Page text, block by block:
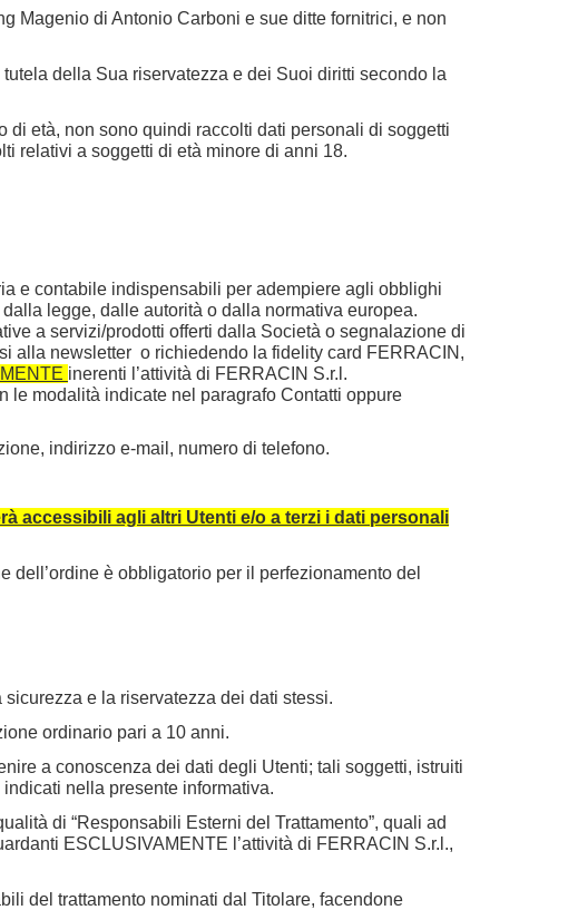
Magenio di Antonio Carboni e sue ditte fornitrici, e non
della Sua riservatezza e dei Suoi diritti secondo la
età, non sono quindi raccolti dati personali di soggetti
relativi a soggetti di età minore di anni 18.
e contabile indispensabili per adempiere agli obblighi
legge, dalle autorità o dalla normativa europea.
a servizi/prodotti offerti dalla Società o segnalazione di
alla newsletter o richiedendo la fidelity card FERRACIN,
inerenti l’attività di FERRACIN S.r.l.
le modalità indicate nel paragrafo Contatti oppure
indirizzo e-mail, numero di telefono.
accessibili agli altri Utenti e/o a terzi i dati personali
dell’ordine è obbligatorio per il perfezionamento del
e la riservatezza dei dati stessi.
ordinario pari a 10 anni.
a conoscenza dei dati degli Utenti; tali soggetti, istruiti
nella presente informativa.
di “Responsabili Esterni del Trattamento”, quali ad
ESCLUSIVAMENTE l’attività di FERRACIN S.r.l.,
del trattamento nominati dal Titolare, facendone